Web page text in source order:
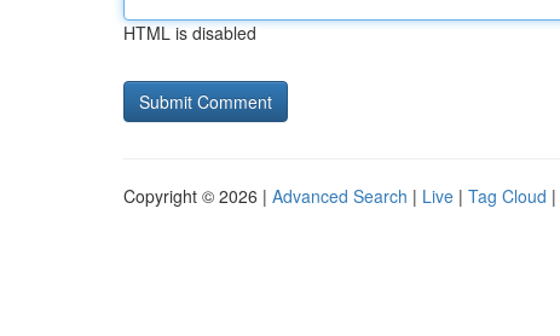
HTML is disabled
Copyright © 2026 | Advanced Search | Live | Tag Cloud |